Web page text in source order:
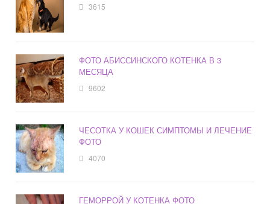
3615
ФОТО АБИССИНСКОГО КОТЕНКА В 3
МЕСЯЦА
9602
ЧЕСОТКА У КОШЕК СИМПТОМЫ И ЛЕЧЕНИЕ
ФОТО
4070
ГЕМОРРОЙ У КОТЕНКА ФОТО